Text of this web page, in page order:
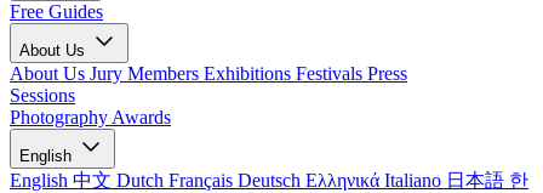
Free Guides
About Us
About Us Jury Members Exhibitions Festivals Press
Sessions
Photography Awards
English
English 中文 Dutch Français Deutsch Ελληνικά Italiano 日本語 한